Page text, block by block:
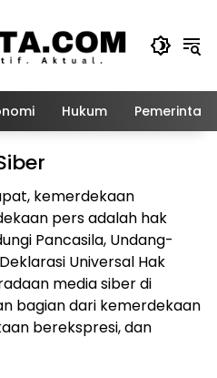
Hukum
kemerdekaan
pers adalah hak
Pancasila, Undang-
Universal Hak
media siber di
bagian dari kemerdekaan
berekspresi, dan